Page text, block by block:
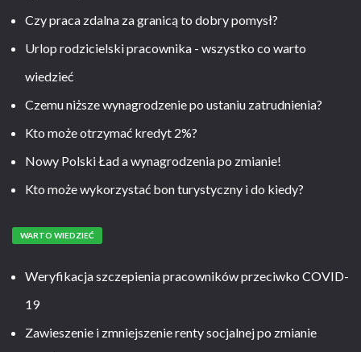
Czy praca zdalna za granicą to dobry pomysł?
Urlop rodzicielski pracownika - wszystko co warto
wiedzieć
Czemu niższe wynagrodzenie po ustaniu zatrudnienia?
Kto może otrzymać kredyt 2%?
Nowy Polski Ład a wynagrodzenia po zmianie!
Kto może wykorzystać bon turystyczny i do kiedy?
WARTO WIEDZIEĆ
Weryfikacja szczepienia pracowników przeciwko COVID-
19
Zawieszenie i zmniejszenie renty socjalnej po zmianie